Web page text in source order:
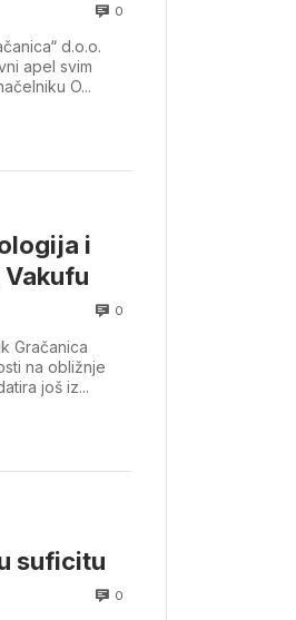
0
d.o.o.
apel svim
O...
i
0
Gračanica
na obližnje
još iz...
suficitu
0